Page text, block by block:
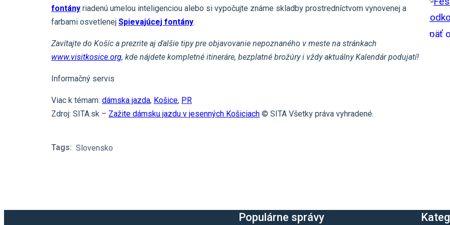
fontány riadenú umelou inteligenciou alebo si vypočujte známe skladby prostredníctvom vynovenej a
farbami osvetlenej Spievajúcej fontány.
Zavítajte do Košíc a prezrite aj ďalšie tipy pre objavovanie nepoznaného v meste na stránkach
www.visitkosice.org, kde nájdete kompletné itineráre, bezplatné brožúry i vždy aktuálny Kalendár podujatí!
Informačný servis
Viac k témam: dámska jazda, Košice, PR
Zdroj: SITA.sk – Zažite dámsku jazdu v jesenných Košiciach © SITA Všetky práva vyhradené.
Tags: Slovensko
Populárne správy